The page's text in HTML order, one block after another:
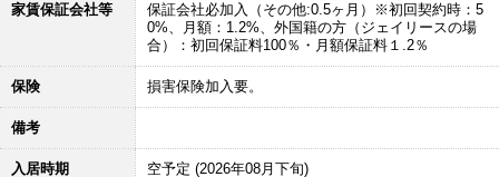
家賃保証会社等
保証会社必加入（その他:0.5ヶ月）※初回契約時：5
0%、月額：1.2%、外国籍の方（ジェイリースの場
合）：初回保証料100％・月額保証料１.2％
保険 損害保険加入要。
備考
入居時期 空予定 (2026年08月下旬)